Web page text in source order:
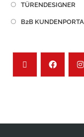
TÜRENDESIGNER
B2B